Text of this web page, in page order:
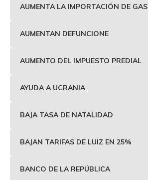
AUMENTA LA IMPORTACIÓN DE GAS
AUMENTAN DEFUNCIONE
AUMENTO DEL IMPUESTO PREDIAL
AYUDA A UCRANIA
BAJA TASA DE NATALIDAD
BAJAN TARIFAS DE LUIZ EN 25%
BANCO DE LA REPÚBLICA